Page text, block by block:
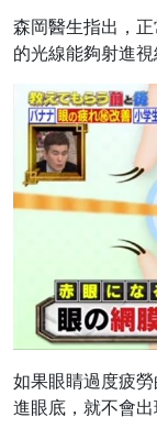
森岡醫生指出，
的光線能夠射進視
如果眼睛過度疲
進眼底，就不會出